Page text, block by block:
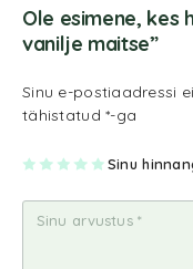
Ole esimene, kes
vanilje maitse”
Sinu e-postiaadressi
tähistatud*-ga
Sinu
1
5-
2
i
5-
st
3
i
5-
st
4
i
5-
st
5
i
5-
st